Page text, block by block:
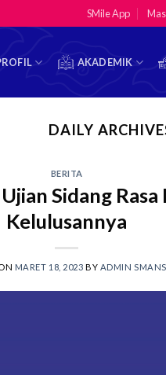
SMile App
AKADEMIK
DAILY
BERITA
Sidang Rasa
Kelulusannya
MARET 18, 2023 BY ADMIN